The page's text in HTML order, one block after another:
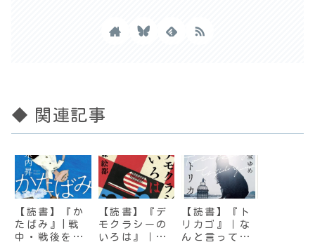
◆ 関連記事
【読書】『か
たばみ』|戦
中・戦後を懸
【読書】『デ
モクラシーの
いろは』｜押
【読書】『ト
リカゴ』｜な
んと言ってよ